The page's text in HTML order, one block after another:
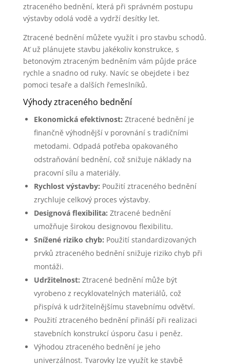
ztraceného bednění, která při správném postupu
výstavby odolá vodě a vydrží desítky let.
Ztracené bednění můžete využít i pro stavbu schodů.
Ať už plánujete stavbu jakékoliv konstrukce, s
betonovým ztraceným bedněním vám půjde práce
rychle a snadno od ruky. Navíc se obejdete i bez
pomoci tesaře a dalších řemeslníků.
Výhody ztraceného bednění
Ekonomická efektivnost: Ztracené bednění je
finančně výhodnější v porovnání s tradičními
metodami. Odpadá potřeba opakovaného
odstraňování bednění, což snižuje náklady na
pracovní sílu a materiály.
Rychlost výstavby: Použití ztraceného bednění
zrychluje celkový proces výstavby.
Designová flexibilita: Ztracené bednění
umožňuje širokou designovou flexibilitu.
Snížené riziko chyb: Použití standardizovaných
prvků ztraceného bednění snižuje riziko chyb při
montáži.
Udržitelnost: Ztracené bednění může být
vyrobeno z recyklovatelných materiálů, což
přispívá k udržitelnějšímu stavebnímu odvětví.
Použití ztraceného bednění přináší při realizaci
stavebních konstrukcí úsporu času i peněz.
Výhodou ztraceného bednění je jeho
univerzálnost. Tvarovky lze využít ke stavbě